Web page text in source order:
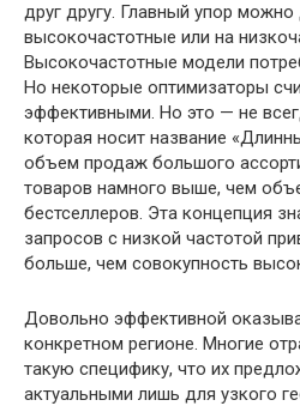
друг другу. Главный упор можно
высокочастотные или на
Высокочастотные модели
Но некоторые оптимизаторы
эффективными. Но это — не
которая носит название
объем продаж большого
товаров намного выше, чем
бестселлеров. Эта концепция
запросов с низкой частотой
больше, чем совокупность
Довольно эффективной
конкретном регионе. Многие
такую специфику, что их
актуальными лишь для узкого